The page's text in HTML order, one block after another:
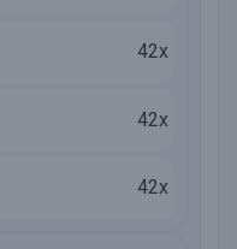
42x
42x
42x